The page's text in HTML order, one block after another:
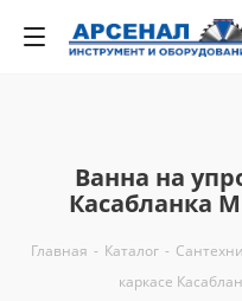
Ванна на
Каcабланка М
Главная - Каталог -
каркасе